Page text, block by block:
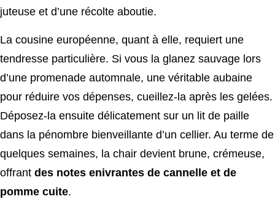
juteuse et d’une récolte aboutie.
La cousine européenne, quant à elle, requiert une
tendresse particulière. Si vous la glanez sauvage lors
d’une promenade automnale, une véritable aubaine
pour réduire vos dépenses, cueillez-la après les gelées.
Déposez-la ensuite délicatement sur un lit de paille
dans la pénombre bienveillante d’un cellier. Au terme de
quelques semaines, la chair devient brune, crémeuse,
offrant des notes enivrantes de cannelle et de
pomme cuite.